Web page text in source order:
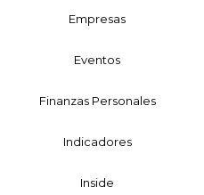
Empresas
Eventos
Finanzas Personales
Indicadores
Inside